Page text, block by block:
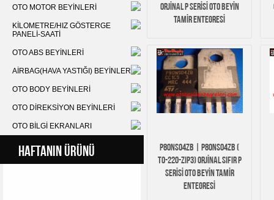
OTO MOTOR BEYİNLERİ
KİLOMETRE/HIZ GÖSTERGE
PANELİ-SAATİ
OTO ABS BEYİNLERİ
AİRBAG(HAVA YASTIĞI) BEYİNLERİ
OTO BODY BEYİNLERİ
OTO DİREKSİYON BEYİNLERİ
OTO BİLGİ EKRANLARI
HAFTANIN ÜRÜNÜ
ORJİNAL P SERİSİ OTO BEYİN
TAMİR ENTEGRESİ
P80NS04ZB | P80NS04ZB (
TO-220-ZIP3) ORJİNAL SIFIR P
SERİSİ OTO BEYİN TAMİR
ENTEGRESİ